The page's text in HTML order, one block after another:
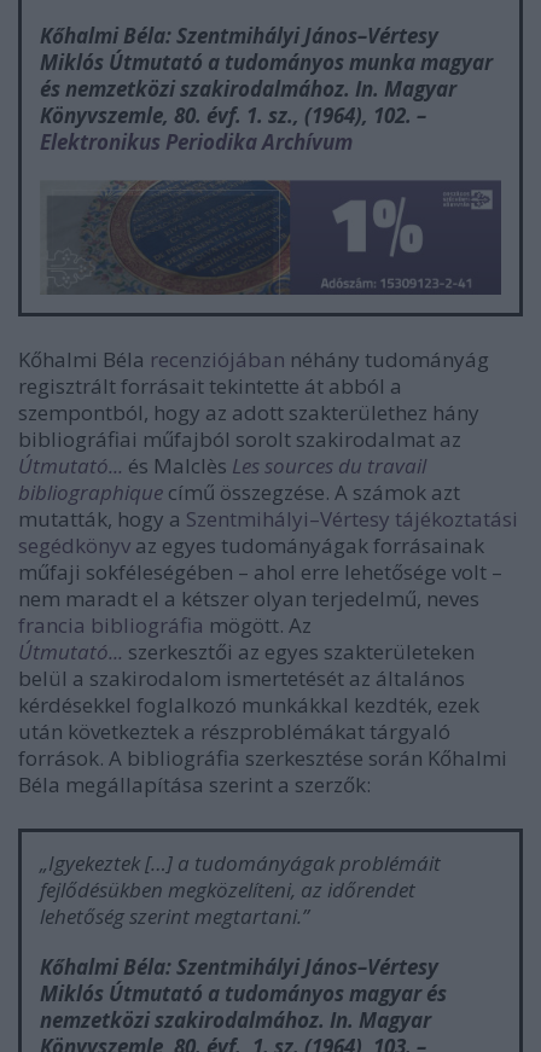
Kőhalmi Béla: Szentmihályi János–Vértesy
Miklós Útmutató a tudományos munka magyar
és nemzetközi szakirodalmához. In. Magyar
Könyvszemle, 80. évf. 1. sz., (1964), 102. –
Elektronikus Periodika Archívum
Kőhalmi Béla recenziójában néhány tudományág
regisztrált forrásait tekintette át abból a
szempontból, hogy az adott szakterülethez hány
bibliográfiai műfajból sorolt szakirodalmat az
Útmutató... és Malclès Les sources du travail
bibliographique című összegzése. A számok azt
mutatták, hogy a Szentmihályi–Vértesy tájékoztatási
segédkönyv az egyes tudományágak forrásainak
műfaji sokféleségében – ahol erre lehetősége volt –
nem maradt el a kétszer olyan terjedelmű, neves
francia bibliográfia mögött. Az
Útmutató... szerkesztői az egyes szakterületeken
belül a szakirodalom ismertetését az általános
kérdésekkel foglalkozó munkákkal kezdték, ezek
után következtek a részproblémákat tárgyaló
források. A bibliográfia szerkesztése során Kőhalmi
Béla megállapítása szerint a szerzők:
„Igyekeztek […] a tudományágak problémáit
fejlődésükben megközelíteni, az időrendet
lehetőség szerint megtartani.”
Kőhalmi Béla: Szentmihályi János–Vértesy
Miklós Útmutató a tudományos magyar és
nemzetközi szakirodalmához. In. Magyar